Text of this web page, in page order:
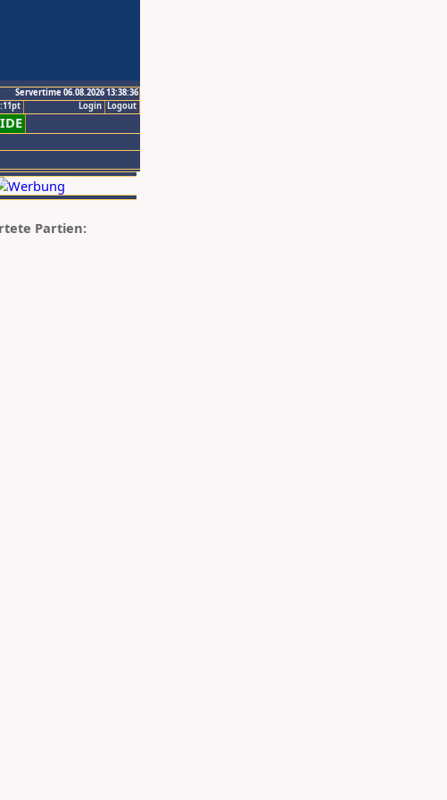
Servertime 06.08.2026 13:38:36
Logout
Login
Partien: